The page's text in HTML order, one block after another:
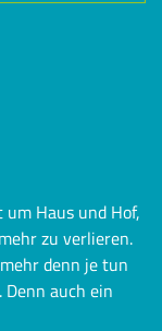
Haus und Hof,
zu verlieren.
denn je tun
Denn auch ein